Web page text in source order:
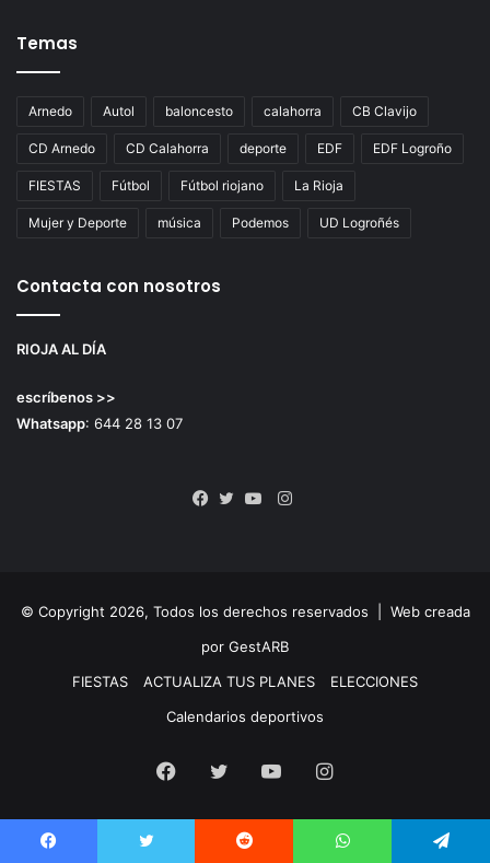
Temas
Arnedo Autol baloncesto calahorra CB Clavijo
CD Arnedo CD Calahorra deporte EDF EDF Logroño
FIESTAS Fútbol Fútbol riojano La Rioja
Mujer y Deporte música Podemos UD Logroñés
Contacta con nosotros
RIOJA AL DÍA
escríbenos >>
Whatsapp: 644 28 13 07
Instagram
© Copyright 2026, Todos los derechos reservados | Web creada
por GestARB
FIESTAS
ACTUALIZA TUS PLANES
ELECCIONES
Calendarios deportivos
Facebook
Twitter YouTubeInstagram